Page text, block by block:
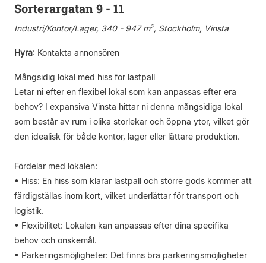
Sorterargatan 9 - 11
Industri/Kontor/Lager, 340 - 947 m2, Stockholm, Vinsta
Hyra: Kontakta annonsören
Mångsidig lokal med hiss för lastpall
Letar ni efter en flexibel lokal som kan anpassas efter era
behov? I expansiva Vinsta hittar ni denna mångsidiga lokal
som består av rum i olika storlekar och öppna ytor, vilket gör
den idealisk för både kontor, lager eller lättare produktion.
Fördelar med lokalen:
• Hiss: En hiss som klarar lastpall och större gods kommer att
färdigställas inom kort, vilket underlättar för transport och
logistik.
• Flexibilitet: Lokalen kan anpassas efter dina specifika
behov och önskemål.
• Parkeringsmöjligheter: Det finns bra parkeringsmöjligheter